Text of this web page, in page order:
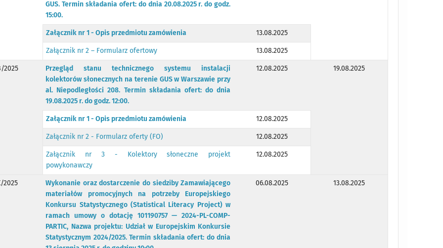
GUS. Termin składania ofert: do dnia 20.08.2025 r. do godz.
15:00.
Załącznik nr 1 - Opis przedmiotu zamówienia 13.08.2025
Załącznik nr 2 – Formularz ofertowy 13.08.2025
2025
Przegląd stanu technicznego systemu instalacji
kolektorów słonecznych na terenie GUS w Warszawie przy
al. Niepodległości 208. Termin składania ofert: do dnia
19.08.2025 r. do godz. 12:00.
12.08.2025 19.08.2025
Załącznik nr 1 - Opis przedmiotu zamówienia 12.08.2025
Załącznik nr 2 - Formularz oferty (FO) 12.08.2025
Załącznik nr 3 - Kolektory słoneczne projekt
powykonawczy
12.08.2025
2025
Wykonanie oraz dostarczenie do siedziby Zamawiającego
materiałów promocyjnych na potrzeby Europejskiego
Konkursu Statystycznego (Statistical Literacy Project) w
ramach umowy o dotację 101190757 — 2024-PL-COMP-
PARTIC, Nazwa projektu: Udział w Europejskim Konkursie
Statystycznym 2024/2025. Termin składania ofert: do dnia
06.08.2025 13.08.2025